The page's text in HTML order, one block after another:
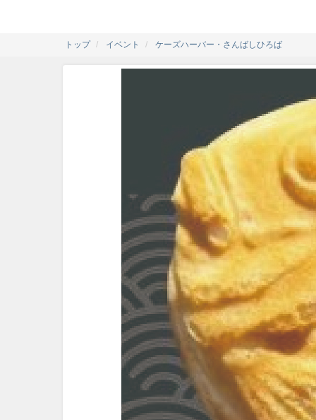
トップ イベント ケーズハーバー・さんばしひろば